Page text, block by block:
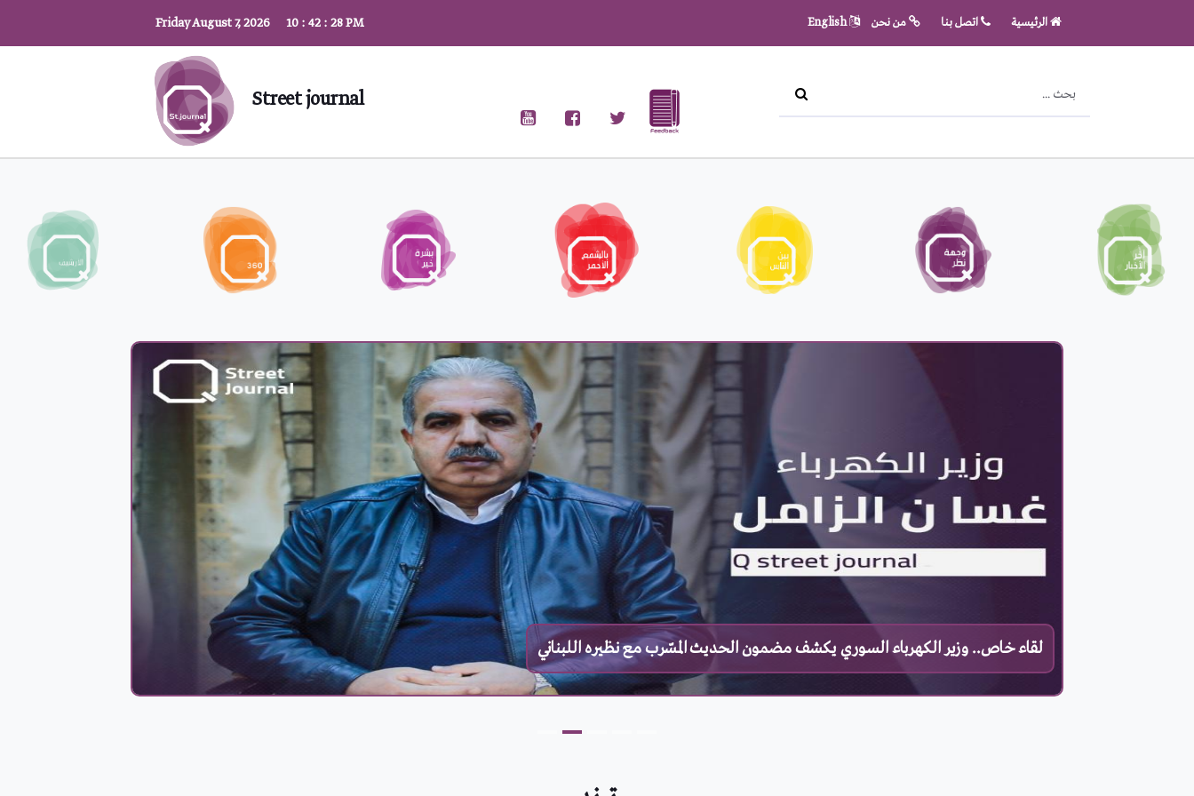
الرئيسية اتصل بنا من نحن English
Friday August 7, 2026 10: 42: 30PM
Street journal
لقاء خاص.. وزير الكهرباء السوري يكشف مضمون الحديث المسّرب مع نظيره اللبناني
يعود إلى 328 مليون سنة.. حبار